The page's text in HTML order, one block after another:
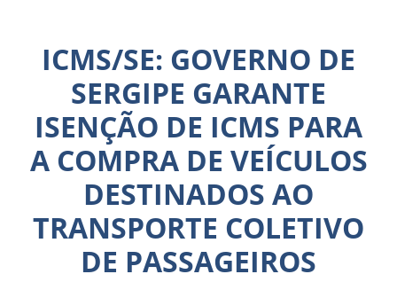
ICMS/SE: GOVERNO DE
SERGIPE GARANTE
ISENÇÃO DE ICMS PARA
A COMPRA DE VEÍCULOS
DESTINADOS AO
TRANSPORTE COLETIVO
DE PASSAGEIROS